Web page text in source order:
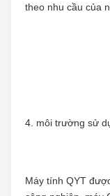
theo nhu cầu của
4. môi trường sử
Máy tính QYT